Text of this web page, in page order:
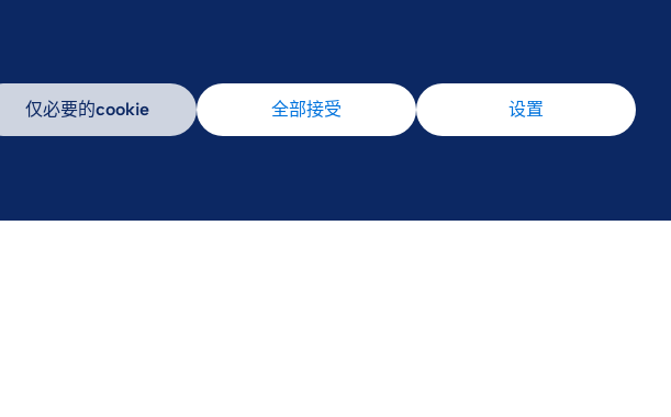
加入我们
仅必要的cookie 全部接受 设置